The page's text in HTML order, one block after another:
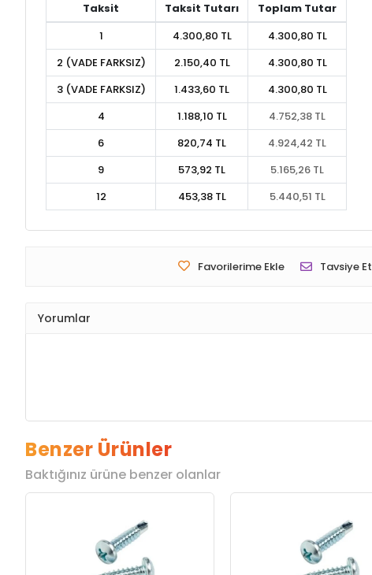
Taksit Taksit Tutarı
Toplam Tutar
1
4.300,80 TL
4.300,80 TL
2 (VADE FARKSIZ)
2.150,40 TL
4.300,80 TL
3 (VADE FARKSIZ)
1.433,60 TL
4.300,80 TL
4
1.188,10 TL
4.752,38 TL
6
820,74 TL
4.924,42 TL
9
573,92 TL
5.165,26 TL
12
453,38 TL 5.440,51 TL
Favorilerime Ekle Tavsiye Et
Yorumlar
Benzer Ürünler
Baktığınız ürüne benzer olanlar